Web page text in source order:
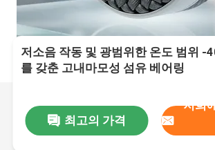
저소음 작동 및 광범위한 온도 범위 -
를 갖춘 고내마모성 섬유 베어링
최고의 가격
저희